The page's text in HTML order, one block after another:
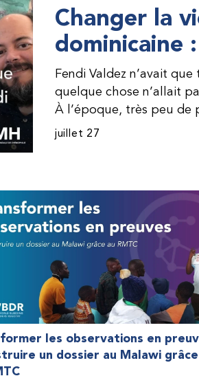
Changer la
dominicaine
Fendi Valdez n’avait
quelque chose n’allait
À l’époque, très peu de
dominicaine
une dose inférieure à
fréquemment des
par développer des
lorsque Fendi a
Programme d’aide
qu’il a retrouvé l’espoir
juillet 27
les observations en
un dossier au Malawi grâce